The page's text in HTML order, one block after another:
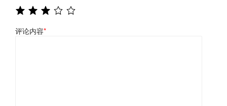
评论内容*